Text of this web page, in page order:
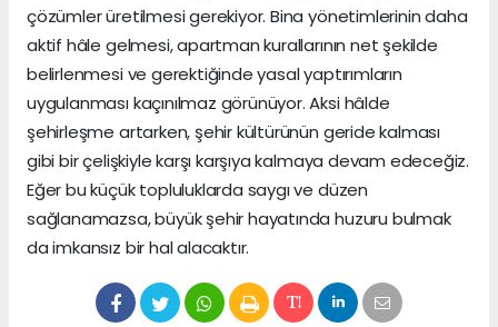
çözümler üretilmesi gerekiyor. Bina yönetimlerinin daha
aktif hâle gelmesi, apartman kurallarının net şekilde
belirlenmesi ve gerektiğinde yasal yaptırımların
uygulanması kaçınılmaz görünüyor. Aksi hâlde
şehirleşme artarken, şehir kültürünün geride kalması
gibi bir çelişkiyle karşı karşıya kalmaya devam edeceğiz.
Eğer bu küçük topluluklarda saygı ve düzen
sağlanamazsa, büyük şehir hayatında huzuru bulmak
da imkansız bir hal alacaktır.